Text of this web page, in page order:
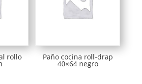
rollo Paño cocina roll-drap
40×64 negro